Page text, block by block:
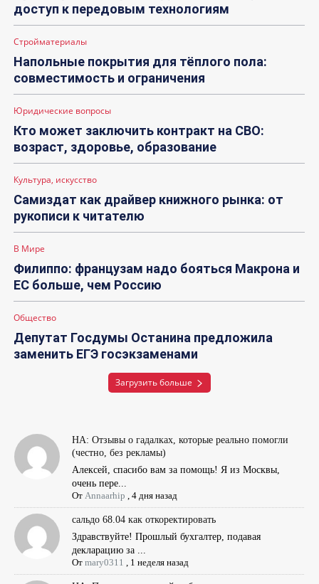
доступ к передовым технологиям
Стройматериалы
Напольные покрытия для тёплого пола:
совместимость и ограничения
Юридические вопросы
Кто может заключить контракт на СВО:
возраст, здоровье, образование
Культура, искусство
Самиздат как драйвер книжного рынка: от
рукописи к читателю
В Мире
Филиппо: французам надо бояться Макрона и
ЕС больше, чем Россию
Общество
Депутат Госдумы Останина предложила
заменить ЕГЭ госэкзаменами
Загрузить больше
НА: Отзывы о гадалках, которые реально помогли
(честно, без рекламы)
Алексей, спасибо вам за помощь! Я из Москвы,
очень пере...
От Annaarhip ,4 дня назад
сальдо 68.04 как откоректировать
Здравствуйте! Прошлый бухгалтер, подавая
декларацию за ...
Отmary0311 1 неделя назад